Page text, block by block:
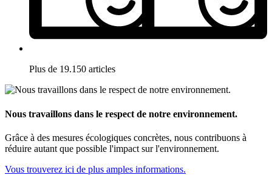
Plus de 19.150 articles
Nous travaillons dans le respect de notre environnement.
Grâce à des mesures écologiques concrètes, nous contribuons à
réduire autant que possible l'impact sur l'environnement.
Vous trouverez ici de plus amples informations.